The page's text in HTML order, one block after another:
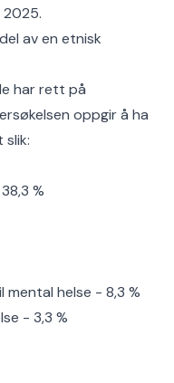
2025.
av en etnisk
har rett på
oppgir å ha
%
helse - 8,3 %
- 3,3 %